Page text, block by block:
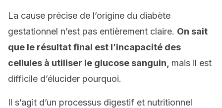
La cause précise de l’origine du diabète
gestationnel n’est pas entièrement claire. On sait
que le résultat final est l’incapacité des
cellules à utiliser le glucose sanguin, mais il est
difficile d’élucider pourquoi.
Il s’agit d’un processus digestif et nutritionnel